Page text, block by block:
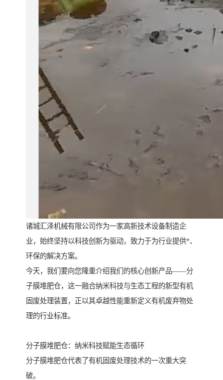
诸城汇泽机械有限公司作为一家高新技术设备制造企
业，始终坚持以科技创新为驱动，致力于为行业提供*、
环保的解决方案。
今天，我们要向您隆重介绍我们的核心创新产品——分
子膜堆肥仓，这一融合纳米科技与生态工程的新型有机
固废处理装置，正以其卓越性能重新定义有机废弃物处
理的行业标准。
分子膜堆肥仓：纳米科技赋能生态循环
分子膜堆肥仓代表了有机固废处理技术的一次重大突
破。